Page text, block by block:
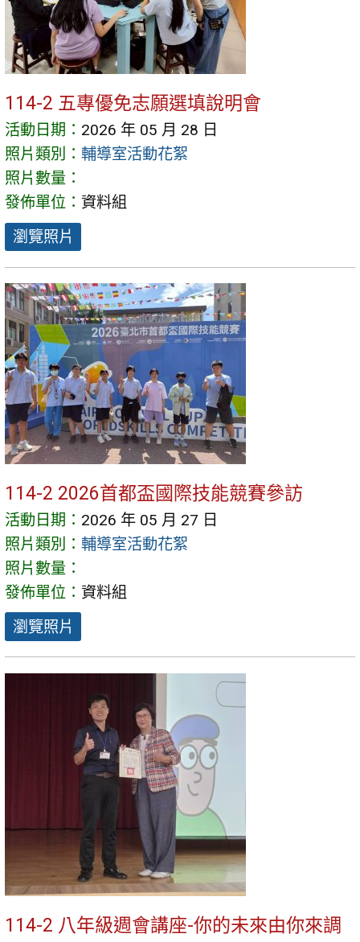
114-2 五專優免志願選填說明會
活動日期： 2026 年 05 月 28 日
照片類別： 輔導室活動花絮
照片數量：
發佈單位： 資料組
瀏覽照片
114-2 2026首都盃國際技能競賽參訪
活動日期： 2026 年 05 月 27 日
照片類別： 輔導室活動花絮
照片數量：
發佈單位： 資料組
瀏覽照片
114-2 八年級週會講座-你的未來由你來調